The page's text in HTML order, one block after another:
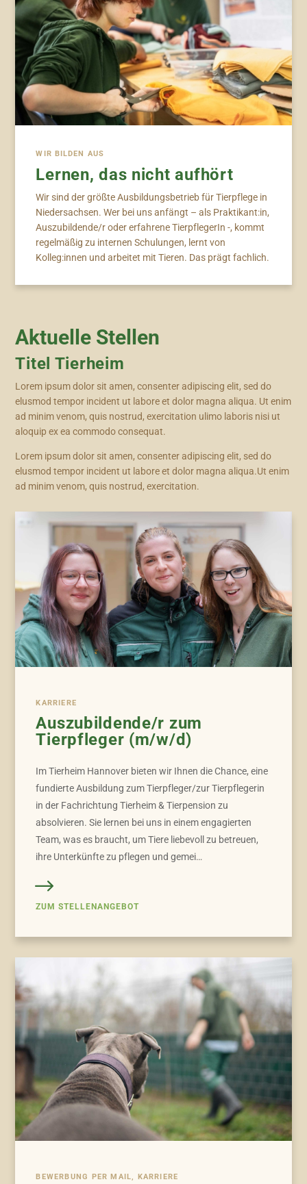
WIR BILDEN AUS
Lernen, das nicht aufhört
Wir sind der größte Ausbildungsbetrieb für Tierpflege in
Niedersachsen. Wer bei uns anfängt – als Praktikant:in,
Auszubildende/r oder erfahrene TierpflegerIn -​, kommt
regelmäßig zu internen Schulungen, lernt von
Kolleg:innen und arbeitet mit Tieren. Das prägt fachlich.
Aktuelle Stellen
Titel Tierheim
Lorem ipsum dolor sit amen, consenter adipiscing elit, sed do
elusmod tempor incident ut labore et dolor magna aliqua. Ut enim
ad minim venom, quis nostrud, exercitation ulimo laboris nisi ut
aloquip ex ea commodo consequat.
Lorem ipsum dolor sit amen, consenter adipiscing elit, sed do
elusmod tempor incident ut labore et dolor magna aliqua.Ut enim
ad minim venom, quis nostrud, exercitation.
KARRIERE
Auszubildende/r zum
Tierpfleger (m/w/d)
Im Tierheim Hannover bieten wir Ihnen die Chance, eine
fundierte Ausbildung zum Tierpfleger/zur Tierpflegerin
in der Fachrichtung Tierheim & Tierpension zu
absolvieren. Sie lernen bei uns in einem engagierten
Team, was es braucht, um Tiere liebevoll zu betreuen,
ihre Unterkünfte zu pflegen und gemei…
ZUM STELLENANGEBOT
BEWERBUNG PER MAIL, KARRIERE